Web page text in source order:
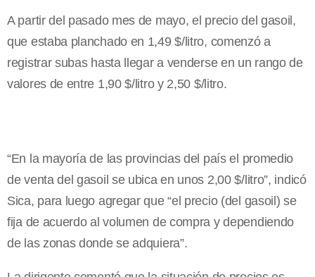
A partir del pasado mes de mayo, el precio del gasoil,
que estaba planchado en 1,49 $/litro, comenzó a
registrar subas hasta llegar a venderse en un rango de
valores de entre 1,90 $/litro y 2,50 $/litro.
“En la mayoría de las provincias del país el promedio
de venta del gasoil se ubica en unos 2,00 $/litro”, indicó
Sica, para luego agregar que “el precio (del gasoil) se
fija de acuerdo al volumen de compra y dependiendo
de las zonas donde se adquiera”.